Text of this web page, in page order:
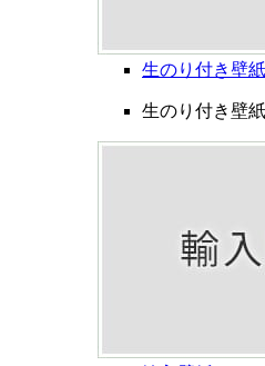
生のり付き壁
生のり付き壁